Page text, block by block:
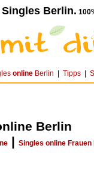
Berlin.
online Berlin Tipps
Berlin
| Singles online Frauen